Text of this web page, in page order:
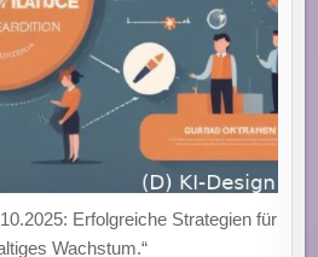
Erfolgreiche Strategien für
Wachstum.“